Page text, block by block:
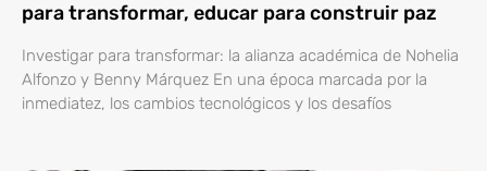
para transformar, educar para construir paz
Investigar para transformar: la alianza académica de Nohelia
Alfonzo y Benny Márquez En una época marcada por la
inmediatez, los cambios tecnológicos y los desafíos